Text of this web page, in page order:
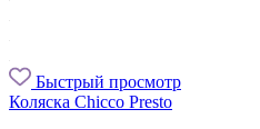
Быстрый просмотр
Коляска Chicco Presto